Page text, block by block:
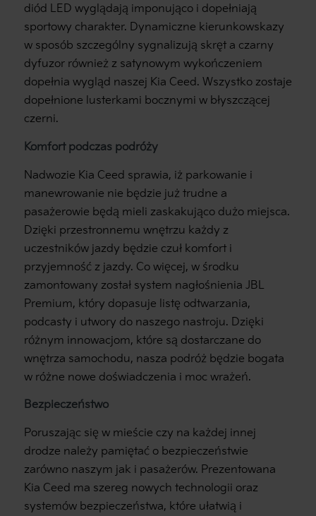
diód LED wyglądają imponująco i dopełniają
sportowy charakter. Dynamiczne kierunkowskazy
w sposób szczególny sygnalizują skręt a czarny
dyfuzor również z satynowym wykończeniem
dopełnia wygląd naszej Kia Ceed. Wszystko zostaje
dopełnione lusterkami bocznymi w błyszczącej
czerni.
Komfort podczas podróży
Nadwozie Kia Ceed sprawia, iż parkowanie i
manewrowanie nie będzie już trudne a
pasażerowie będą mieli zaskakująco dużo miejsca.
Dzięki przestronnemu wnętrzu każdy z
uczestników jazdy będzie czuł komfort i
przyjemność z jazdy. Co więcej, w środku
zamontowany został system nagłośnienia JBL
Premium, który dopasuje listę odtwarzania,
podcasty i utwory do naszego nastroju. Dzięki
różnym innowacjom, które są dostarczane do
wnętrza samochodu, nasza podróż będzie bogata
w różne nowe doświadczenia i moc wrażeń.
Bezpieczeństwo
Poruszając się w mieście czy na każdej innej
drodze należy pamiętać o bezpieczeństwie
zarówno naszym jak i pasażerów. Prezentowana
Kia Ceed ma szereg nowych technologii oraz
systemów bezpieczeństwa, które ułatwią i